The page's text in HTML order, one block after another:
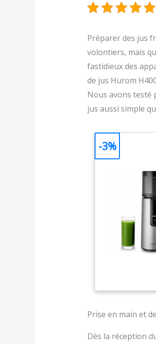
Préparer des jus
volontiers, mais
fastidieux des
de jus Hurom
Nous avons testé
jus aussi simple
-3%
Prise en main et
Dès la réception